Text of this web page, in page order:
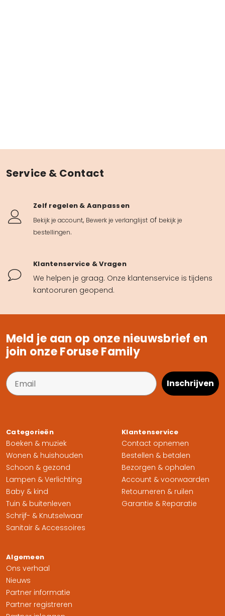
Service & Contact
Zelf regelen & Aanpassen
Bekijk je account, Bewerk je verlanglijst of bekijk je
bestellingen.
Klantenservice & Vragen
We helpen je graag. Onze klantenservice is tijdens
kantooruren geopend.
Meld je aan op onze nieuwsbrief en
join onze Foruse Family
Inschrijven
Categorieën
Boeken & muziek
Wonen & huishouden
Schoon & gezond
Lampen & Verlichting
Baby & kind
Tuin & buitenleven
Schrijf- & Knutselwaar
Sanitair & Accessoires
Klantenservice
Contact opnemen
Bestellen & betalen
Bezorgen & ophalen
Account & voorwaarden
Retourneren & ruilen
Garantie & Reparatie
Algemeen
Ons verhaal
Nieuws
Partner informatie
Partner registreren